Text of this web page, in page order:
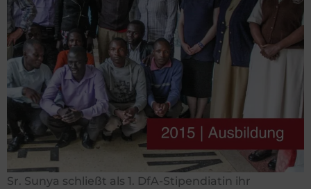
Sr. Sunya schließt als 1. DfA-Stipendiatin ihr